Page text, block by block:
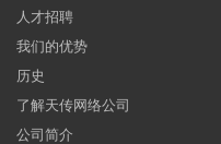
人才招聘
我们的优势
历史
了解天传网络公司
公司简介